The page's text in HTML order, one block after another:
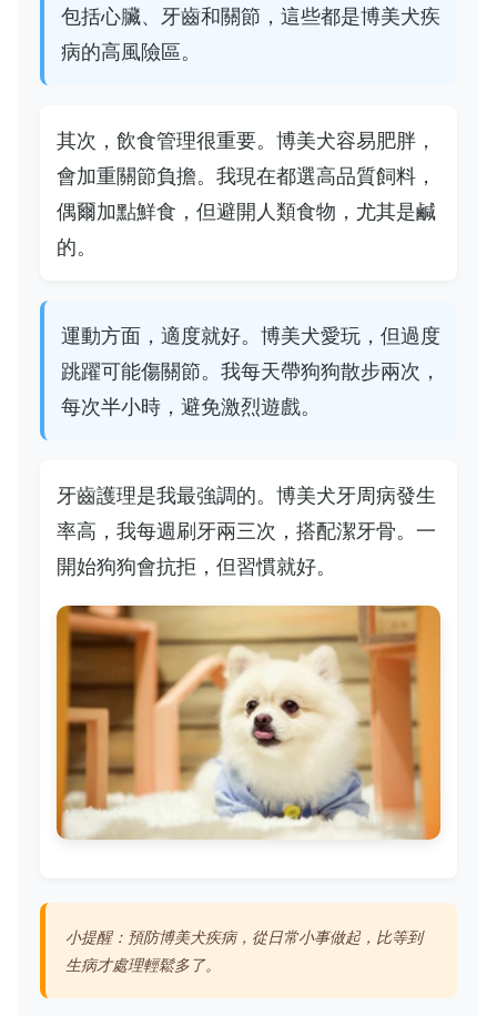
包括心臟、牙齒和關節，這些都是博美犬疾
病的高風險區。
其次，飲食管理很重要。博美犬容易肥胖，
會加重關節負擔。我現在都選高品質飼料，
偶爾加點鮮食，但避開人類食物，尤其是鹹
的。
運動方面，適度就好。博美犬愛玩，但過度
跳躍可能傷關節。我每天帶狗狗散步兩次，
每次半小時，避免激烈遊戲。
牙齒護理是我最強調的。博美犬牙周病發生
率高，我每週刷牙兩三次，搭配潔牙骨。一
開始狗狗會抗拒，但習慣就好。
小提醒：預防博美犬疾病，從日常小事做起，比等到
生病才處理輕鬆多了。